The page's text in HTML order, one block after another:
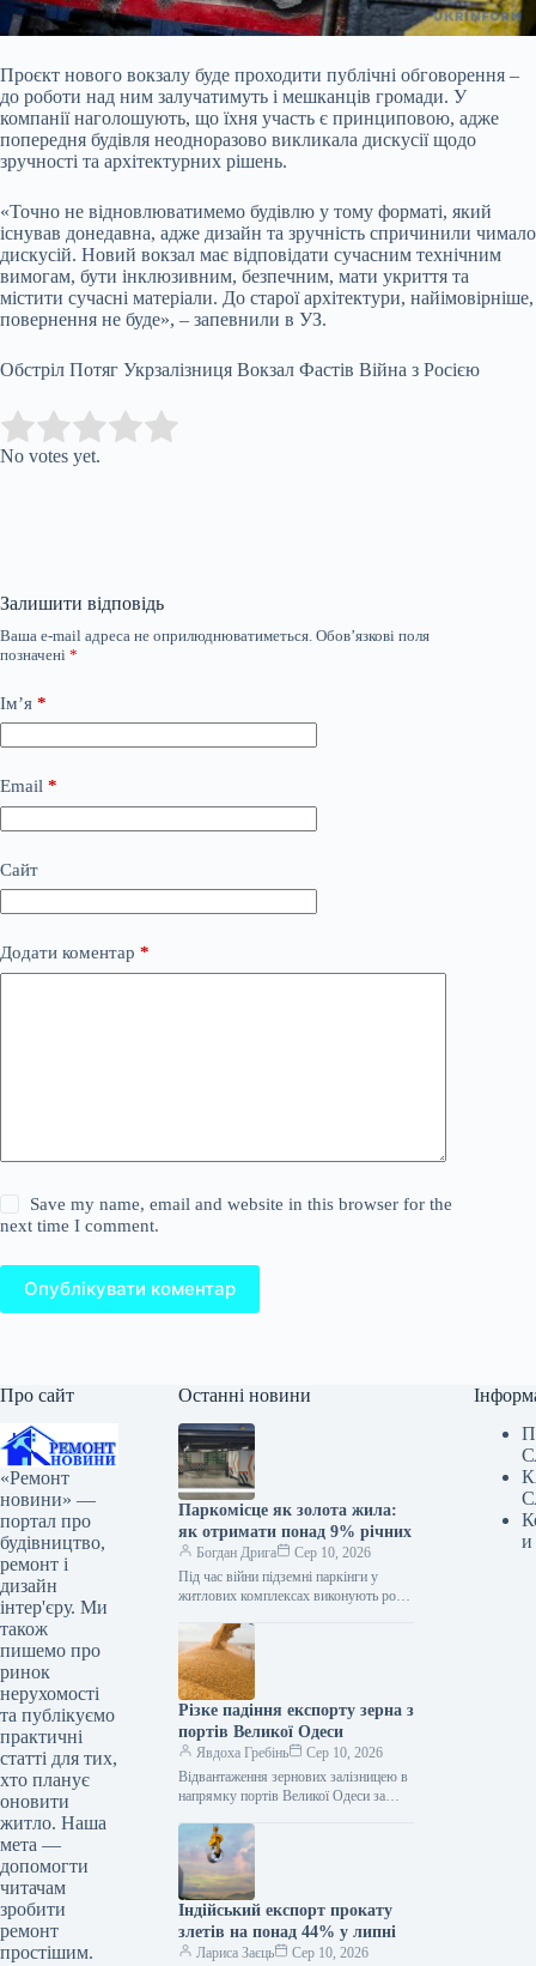
Проєкт нового вокзалу буде проходити публічні обговорення –
до роботи над ним залучатимуть і мешканців громади. У
компанії наголошують, що їхня участь є принциповою, адже
попередня будівля неодноразово викликала дискусії щодо
зручності та архітектурних рішень.
«Точно не відновлюватимемо будівлю у тому форматі, який
існував донедавна, адже дизайн та зручність спричинили чимало
дискусій. Новий вокзал має відповідати сучасним технічним
вимогам, бути інклюзивним, безпечним, мати укриття та
містити сучасні матеріали. До старої архітектури, найімовірніше,
повернення не буде», – запевнили в УЗ.
Обстріл Потяг Укрзалізниця Вокзал Фастів Війна з Росією
Rate this item:
No votes yet.
Залишити відповідь
Ваша e-mail адреса не оприлюднюватиметься. Обов’язкові поля
позначені *
Ім’я *
Email *
Сайт
Додати коментар *
Save my name, email and website in this browser for the
next time I comment.
Опублікувати коментар
Про сайт
«Ремонт
новини» —
портал про
будівництво,
ремонт і
дизайн
інтер'єру. Ми
також
пишемо про
ринок
нерухомості
та публікуємо
практичні
статті для тих,
хто планує
оновити
житло. Наша
мета —
допомогти
читачам
зробити
ремонт
простішим.
Останні новини
Паркомісце як золота жила:
як отримати понад 9% річних
Богдан Дрига
Сер 10, 2026
Під час війни підземні паркінги у
житлових комплексах виконують роль
для людей. Однак,…
Різке падіння експорту зерна з
портів Великої Одеси
Явдоха Гребінь
Сер 10, 2026
Відвантаження зернових залізницею в
напрямку портів Великої Одеси за
на 84,3% порівняно з аналогічним
періодом…
Індійський експорт прокату
злетів на понад 44% у липні
Лариса Заєць Сер 10, 2026
и